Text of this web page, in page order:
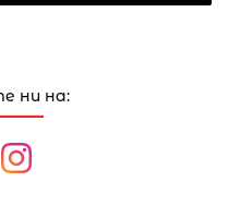
ни на: